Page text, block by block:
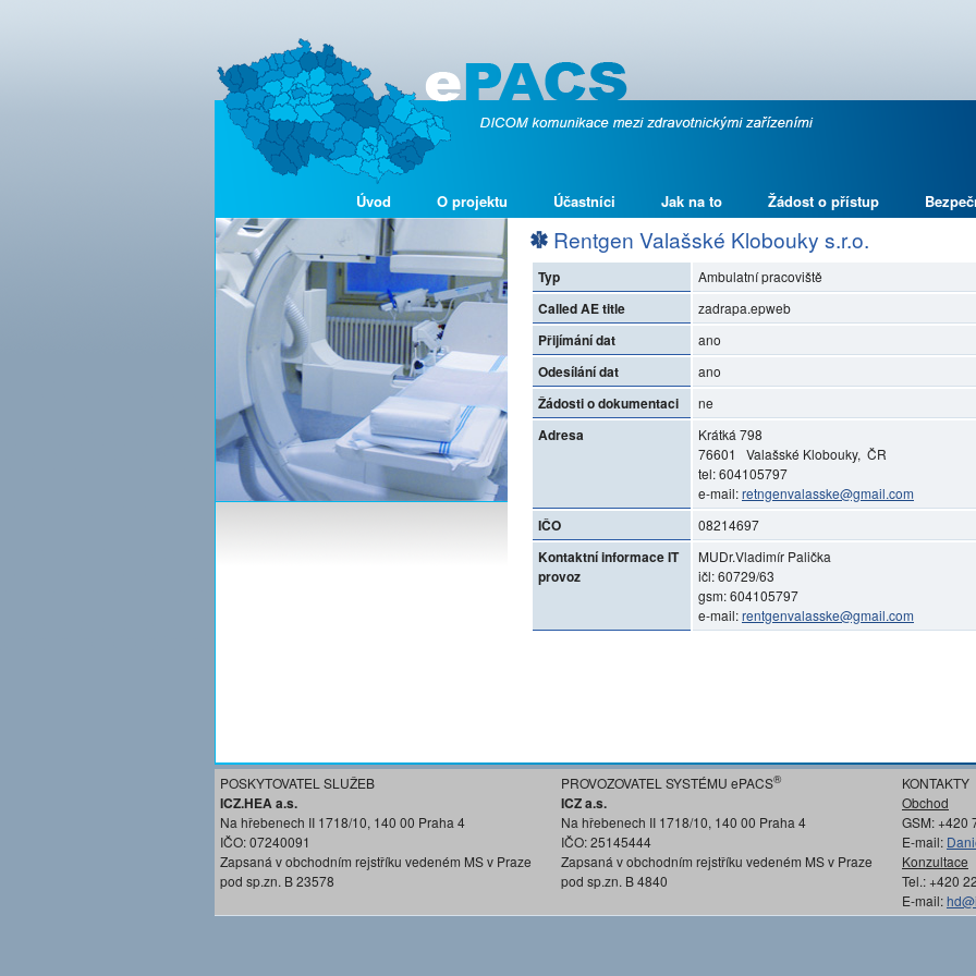
Úvod O projektu Účastníci Jak na to Žádost o přístup
Rentgen Valašské Klobouky s.r.o.
Typ Ambulatní pracoviště
Called AE title zadrapa.epweb
Přijímání dat ano
Odesílání dat ano
Žádosti o dokumentaci ne
Adresa
Krátká 798
76601 Valašské Klobouky, ČR
tel: 604105797
e-mail:retngenvalasske@gmail.com
IČO 08214697
Kontaktní informace IT
provoz
MUDr.Vladimír Palička
ičl: 60729/63
gsm: 604105797
e-mail:rentgenvalasske@gmail.com
POSKYTOVATEL SLUŽEB
ICZ.HEA a.s.
Na hřebenech II 1718/10, 140 00 Praha 4
IČO: 07240091
Zapsaná v obchodním rejstříku vedeném MS v Praze
pod sp.zn. B 23578
PROVOZOVATEL SYSTÉMU ePACS®
ICZ a.s.
Na hřebenech II 1718/10, 140 00 Praha 4
IČO: 25145444
Zapsaná v obchodním rejstříku vedeném MS v Praze
pod sp.zn. B 4840
KONTAKTY
Obchod
GSM: +420
E-mail:
Konzultace
Tel.: +420
E-mail: